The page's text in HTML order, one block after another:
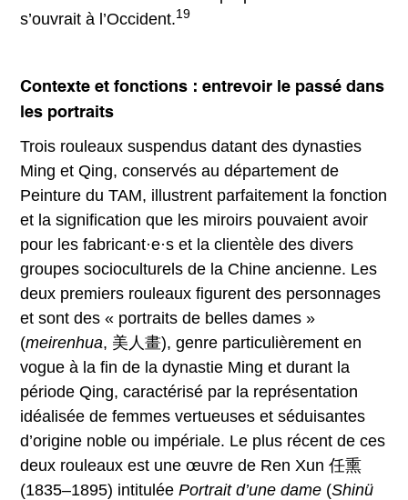
s’ouvrait à l’Occident.19
Contexte et fonctions : entrevoir le passé dans
les portraits
Trois rouleaux suspendus datant des dynasties
Ming et Qing, conservés au département de
Peinture du TAM, illustrent parfaitement la fonction
et la signification que les miroirs pouvaient avoir
pour les fabricant·e·s et la clientèle des divers
groupes socioculturels de la Chine ancienne. Les
deux premiers rouleaux figurent des personnages
et sont des « portraits de belles dames »
(meirenhua, 美人畫), genre particulièrement en
vogue à la fin de la dynastie Ming et durant la
période Qing, caractérisé par la représentation
idéalisée de femmes vertueuses et séduisantes
d’origine noble ou impériale. Le plus récent de ces
deux rouleaux est une œuvre de Ren Xun 任熏
(1835–1895) intituléePortrait d’une dame (Shinü